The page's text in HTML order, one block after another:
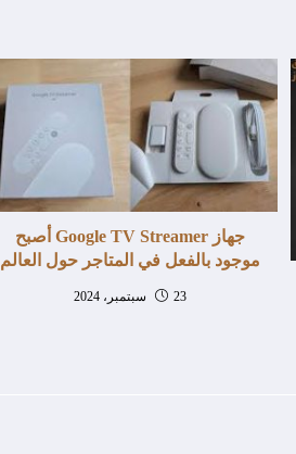
جهاز Google TV Streamer أصبح
موجود بالفعل في المتاجر حول العالم
23 سبتمبر، 2024